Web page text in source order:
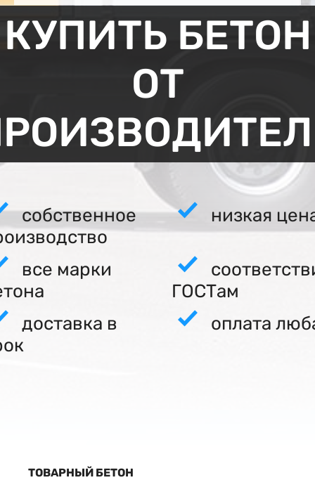
КУПИТЬ БЕТОН
ОТ
собственное
низкая
все марки
ГОСТам
доставка в
оплата
ТОВАРНЫЙ БЕТОН